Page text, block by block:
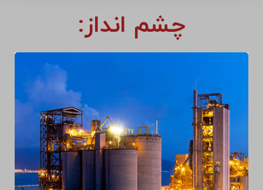
چشم انداز: